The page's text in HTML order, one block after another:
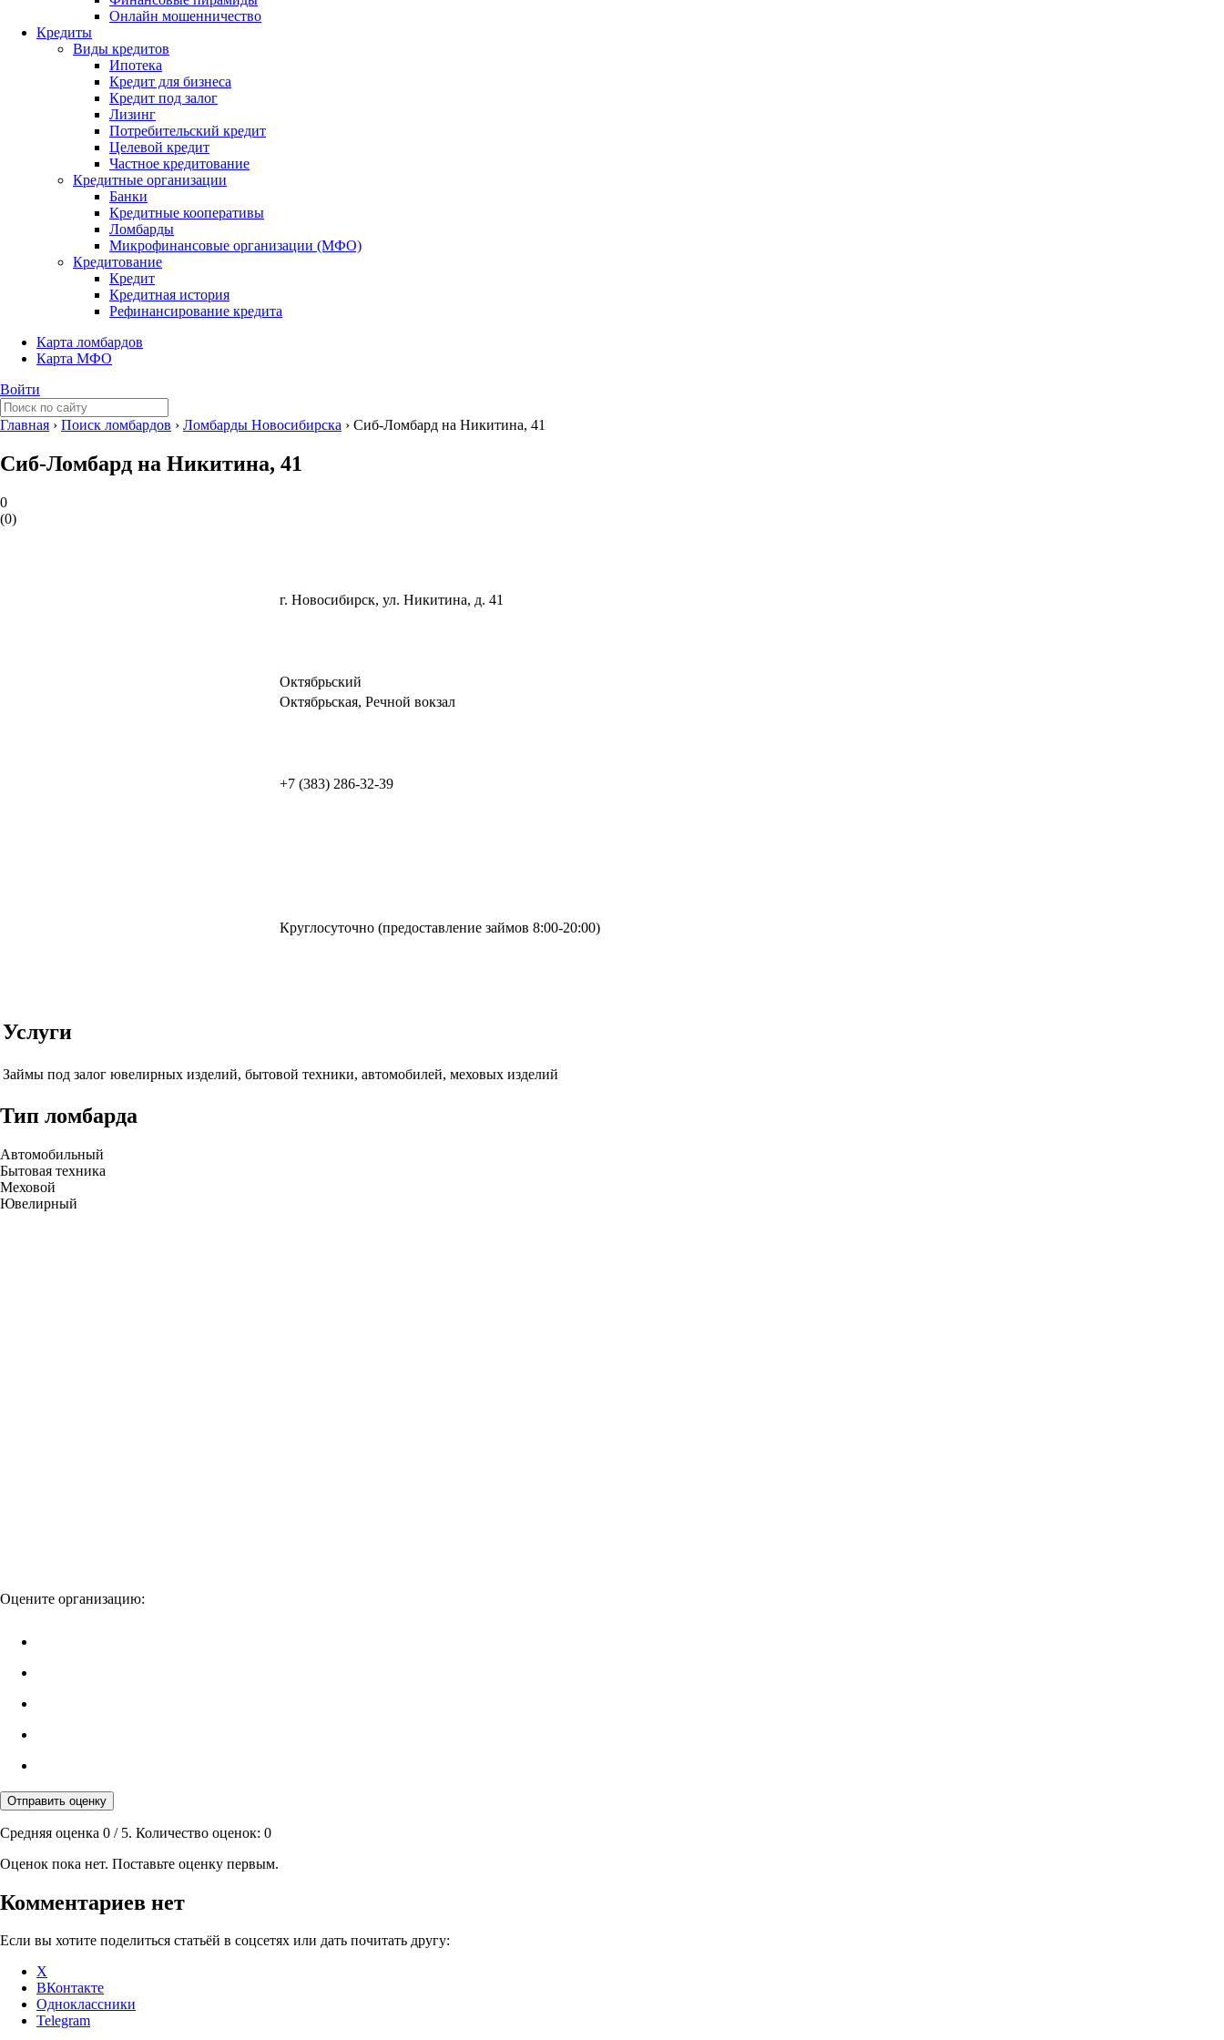
Онлайн мошенничество
Кредиты
Виды кредитов
Ипотека
Кредит для бизнеса
Кредит под залог
Лизинг
Потребительский кредит
Целевой кредит
Частное кредитование
Кредитные организации
Банки
Кредитные кооперативы
Ломбарды
Микрофинансовые организации (МФО)
Кредитование
Кредит
Кредитная история
Рефинансирование кредита
Карта ломбардов
Карта МФО
Войти
Главная › Поиск ломбардов › Ломбарды Новосибирска › Сиб-Ломбард на ​Никитина, 41
Сиб-Ломбард на ​Никитина, 41
0
(0)
г. Новосибирск, ​ул. Никитина, д. 41
Октябрьский
Октябрьская, Речной вокзал
+7 (383) 286-32-39
Круглосуточно (предоставление займов 8:00-20:00)
Услуги
Займы под залог ювелирных изделий, бытовой техники, автомобилей, меховых изделий
Тип ломбарда
Автомобильный
Бытовая техника
Меховой
Ювелирный
Оцените организацию:
Отправить оценку
Средняя оценка 0 / 5. Количество оценок: 0
Оценок пока нет. Поставьте оценку первым.
Комментариев нет
Если вы хотите поделиться статьёй в соцсетях или дать почитать другу:
X
ВКонтакте
Одноклассники
Telegram